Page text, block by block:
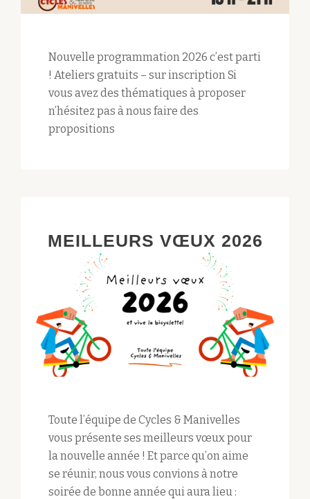
Nouvelle programmation 2026 c’est parti
! Ateliers gratuits – sur inscription Si
vous avez des thématiques à proposer
n’hésitez pas à nous faire des
propositions
MEILLEURS VŒUX 2026
Toute l’équipe de Cycles & Manivelles
vous présente ses meilleurs vœux pour
la nouvelle année ! Et parce qu’on aime
se réunir, nous vous convions à notre
soirée de bonne année qui aura lieu :